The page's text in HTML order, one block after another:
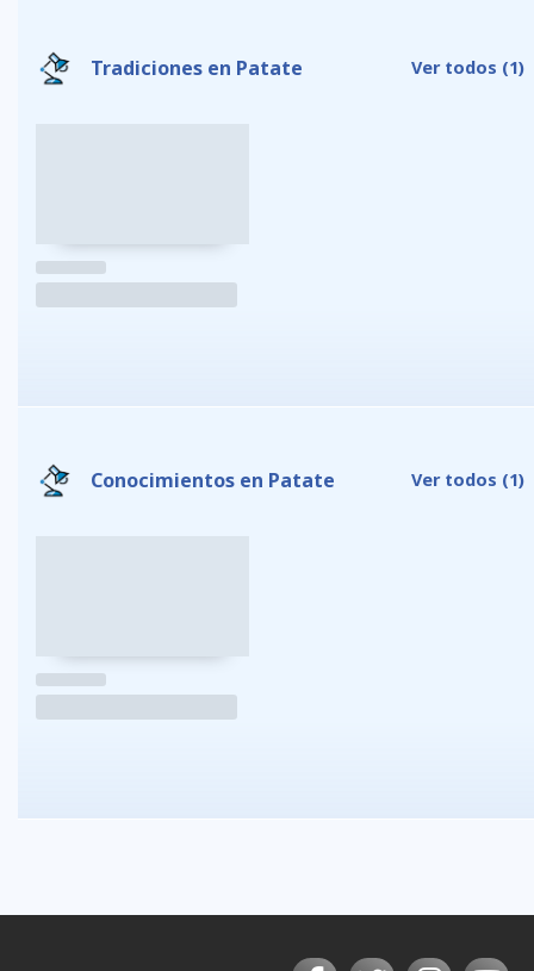
Tradiciones en Patate Ver todos (1)
Conocimientos en Patate Ver todos (1)